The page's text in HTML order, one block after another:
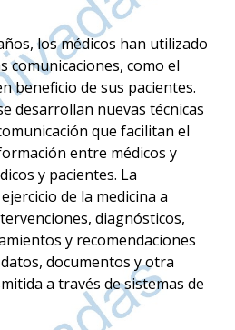
los médicos han utilizado
comunicaciones, como el
beneficio de sus pacientes.
desarrollan nuevas técnicas
que facilitan el
entre médicos y
y pacientes. La
de la medicina a
diagnósticos,
y recomendaciones
documentos y otra
a través de sistemas de